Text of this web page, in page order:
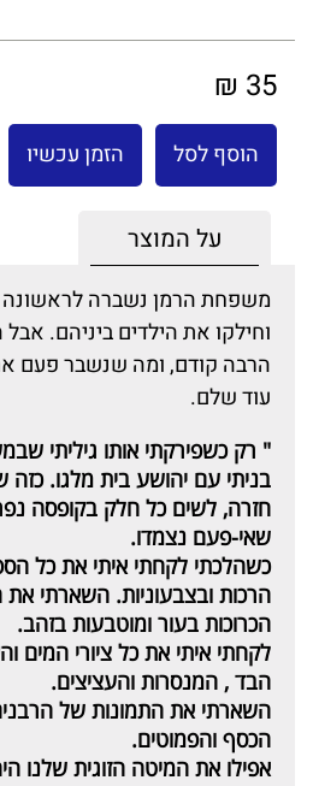
35 ₪
הוסף לסל הזמן עכשיו
על המוצר
משפחת הרמן נשברה
וחילקו את הילדים ביניהם.
הרבה קודם, ומה שנשבר פעם
עוד שלם.
" רק כשפירקתי אותו גיליתי
בניתי עם יהושע בית מלגו. כזה
חזרה, לשים כל חלק בקופסה
שאי-פעם נצמדו.
כשהלכתי לקחתי איתי את כל
הרכות ובצבעוניות. השארתי
הכרוכות בעור ומוטבעות בזהב.
לקחתי איתי את כל ציורי המים
הבד , המנסרות והעציצים.
השארתי את התמונות של
הכסף והפמוטים.
אפילו את המיטה הזוגית שלנו